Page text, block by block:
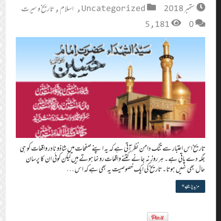
ستمبر 2018 Uncategorized
,اسلام,تاریخ و سیرت
0
5,181
تاریخ اس اعتبار سے تنگ دامن نظر آتی ہے کہ یہ اپنے صفحات میں شاذو نادر واقعات کو ہی
جگہ دے پاتی ہے۔ ہر روز نہ جانے کتنے واقعات رونما ہوتے ہیں لیکن کوئی ان کا پرسان
حال بھی نہیں ہوتا۔ تاریخ کی ایک خصوصیت یہ بھی ہے کہ اس …
مزید پڑھیے »